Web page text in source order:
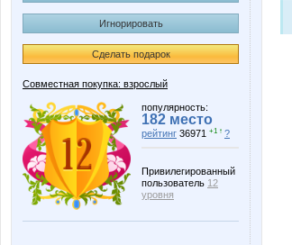
Игнорировать
Сделать подарок
Совместная покупка: взрослый
популярность:
182 место
рейтинг 36971 +1 ↑ ?
Привилегированный
пользователь 12
уровня